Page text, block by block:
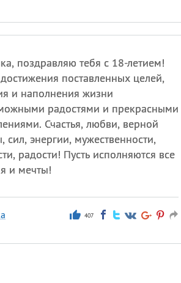
поздравляю тебя с 18-летием!
поставленных целей,
и наполнения жизни
радостями и прекрасными
Счастья, любви, верной
сил, энергии, мужественности,
радости! Пусть исполняются все
и мечты!
407